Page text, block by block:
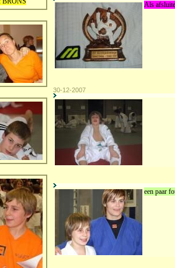
Als
30-12-2007
een paar